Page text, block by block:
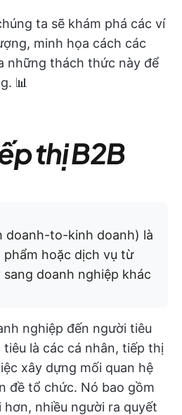
ta sẽ khám phá các ví
minh họa cách các
những thách thức này để
📊
thị B2B
doanh-to-kinh doanh) là
phẩm hoặc dịch vụ từ
doanh nghiệp khác
nghiệp đến người tiêu
là các cá nhân, tiếp thị
xây dựng mối quan hệ
đề tổ chức. Nó bao gồm
hơn, nhiều người ra quyết